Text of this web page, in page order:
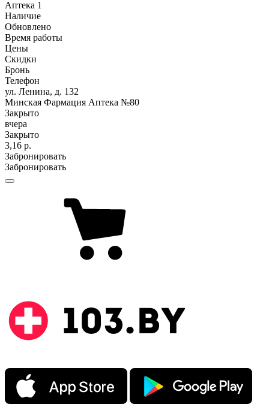
Аптека 1
Наличие
Обновлено
Время работы
Цены
Скидки
Бронь
Телефон
ул. Ленина, д. 132
Минская Фармация Аптека №80
Закрыто
вчера
Закрыто
3,16 р.
Забронировать
Забронировать